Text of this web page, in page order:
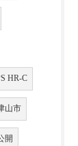
HR-C
山市
開